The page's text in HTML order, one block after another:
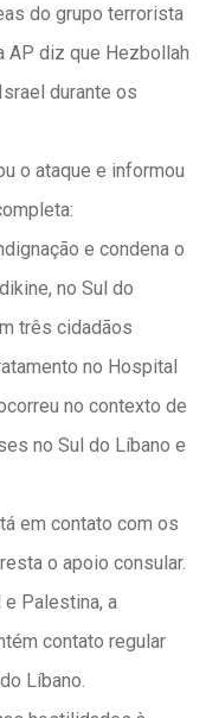
do grupo terrorista
AP diz que Hezbollah
durante os
o ataque e informou
e condena o
no Sul do
três cidadãos
no Hospital
no contexto de
no Sul do Líbano e
em contato com os
o apoio consular.
Palestina, a
contato regular
Líbano.